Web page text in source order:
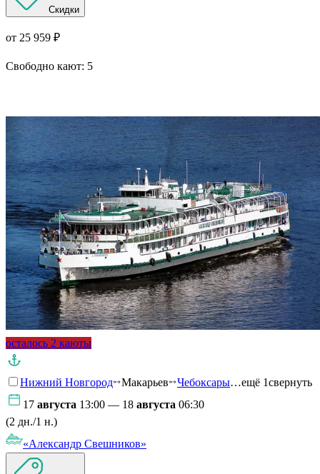
Скидки
от 25 959 ₽
Свободно кают: 5
осталось 2 каюты
Нижний Новгород Макарьев Чебоксары…ещё 1свернуть
17 августа 13:00 — 18 августа 06:30
(2 дн./1 н.)
«Александр Свешников»